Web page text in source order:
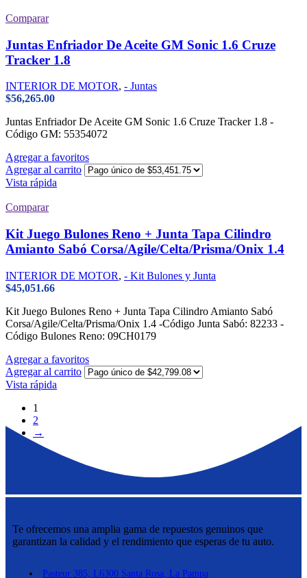
Comparar
Juntas Enfriador De Aceite GM Sonic 1.6 Cruze
Tracker 1.8
INTERIOR DE MOTOR, - Juntas
$56,265.00
Juntas Enfriador De Aceite GM Sonic 1.6 Cruze Tracker 1.8 -
Código GM: 55354072
Agregar a favoritos
Agregar al carrito
Vista rápida
Comparar
Kit Juego Bulones Reno + Junta Tapa Cilindro
Amianto Sabó Corsa/Agile/Celta/Prisma/Onix 1.4
INTERIOR DE MOTOR, - Kit Bulones y Junta
$45,051.66
Kit Juego Bulones Reno + Junta Tapa Cilindro Amianto Sabó
Corsa/Agile/Celta/Prisma/Onix 1.4 -Código Junta Sabó: 82233 -
Código Bulones Reno: 09CH0179
Agregar a favoritos
Agregar al carrito
Vista rápida
1
2
→
Te ofrecemos una amplia gama de repuestos genuinos que
garantizan la calidad y el rendimiento que esperas de tu auto.
Pasteur 385, L6300 Santa Rosa, La Pampa